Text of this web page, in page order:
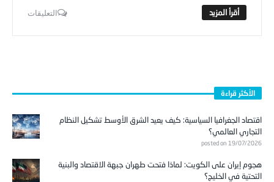
التعليقات
الأكثر قراءة
اقتصاد الجغرافيا السياسية: كيف يعيد الشرق الأوسط تشكيل النظام
التجاري العالمي؟
posted on 19/07/2026
هجوم إيران على الكويت: لماذا فتحت طهران جبهة الاقتصاد والبنية
التحتية في الخليج؟